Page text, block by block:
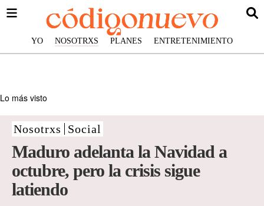
YO NOSOTRXS PLANES ENTRETENIMIENTO
Lo más visto
Nosotrxs Social
Maduro adelanta la Navidad a
octubre, pero la crisis sigue
latiendo